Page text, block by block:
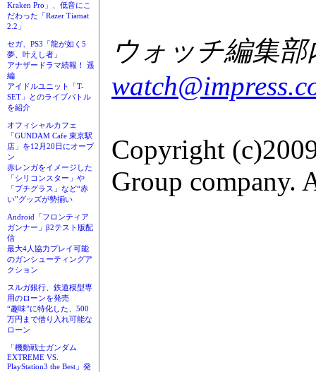
Kraken Pro」、低音にこ
だわった「Razer Tiamat
2.2」
セガ、PS3「龍が如く5
夢、叶えし者」
アナザードラマ続報！ 遥
編
アイドルユニット「T-
SET」とのライブバトル
を紹介
オフィシャルカフェ
「GUNDAM Cafe 東京駅
店」を12月20日にオープ
ン
赤レンガをイメージした
「シリコンスター」や
「プチグラス」など“赤
い”グッズが勢揃い
Android「フロンティア
ガンナー」β2テスト版配
信
最大4人協力プレイ可能
のガンシューティングア
クション
スルガ銀行、鉄道模型専
用のローンを発売
“趣味”に特化した、500
万円まで借り入れ可能な
ローン
「機動戦士ガンダム
EXTREME VS.
PlayStation3 the Best」発
ウォッチ編集部
Copyright
Group company.